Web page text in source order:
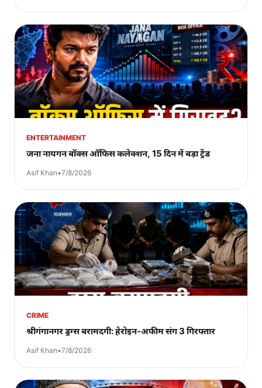
ENTERTAINMENT
जना नायगन बॉक्स ऑफिस कलेक्शन, 15 दिन में बड़ा ट्रेंड
Asif Khan•7/8/2026
CRIME
श्रीगंगानगर ड्रग्स बरामदगी: हेरोइन-अफीम संग 3 गिरफ्तार
Asif Khan•7/8/2026